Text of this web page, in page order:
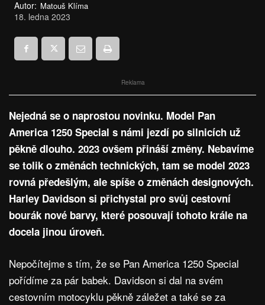
Autor: Matouš Klíma
18. ledna 2023
Reklama
Nejedná se o naprostou novinku. Model Pan
America 1250 Special s námi jezdí po silnicích už
pěkně dlouho. 2023 ovšem přináší změny. Nebavíme
se tolik o změnách technických, tam se model 2023
rovná předešlým, ale spíše o změnách designových.
Harley Davidson si přichystal pro svůj cestovní
bourák nové barvy, které posouvají tohoto krále na
docela jinou úroveň.
Nepočítejme s tím, že se Pan America 1250 Special
pořídíme za pár babek. Davidson si dal na svém
cestovním motocyklu pěkně záležet a také se za